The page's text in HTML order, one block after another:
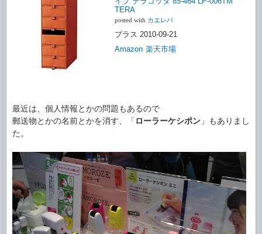
TERA
posted with カエレバ
プラス 2010-09-21
Amazon 楽天市場
最近は、個人情報とかの問題もあるので
郵送物とかの名前とかを消す、「 ローラーケシポン 」もありまし
た。